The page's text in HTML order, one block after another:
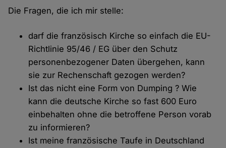
Die Fragen, die ich mir stelle:
darf die französisch Kirche so einfach die EU-
Richtlinie 95/46 / EG über den Schutz
personenbezogener Daten übergehen, kann
sie zur Rechenschaft gezogen werden?
Ist das nicht eine Form von Dumping ? Wie
kann die deutsche Kirche so fast 600 Euro
einbehalten ohne die betroffene Person vorab
zu informieren?
Ist meine französische Taufe in Deutschland